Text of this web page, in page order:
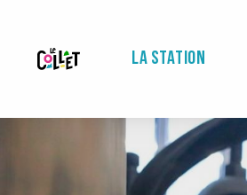
contenu
principal
LA STATION